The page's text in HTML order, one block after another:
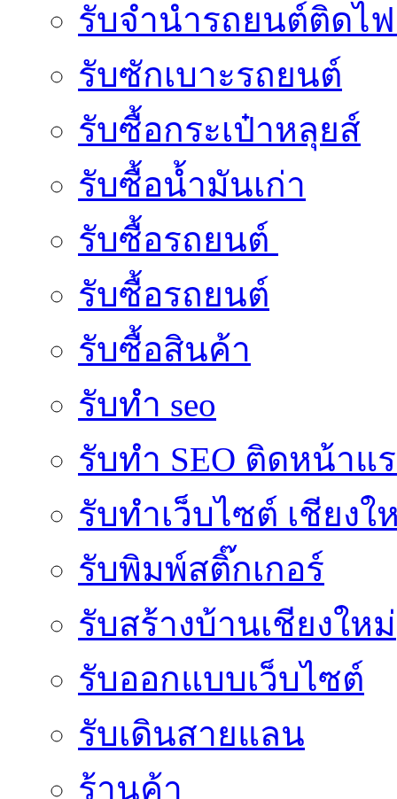
รับจํานํารถยนต์ติดไ
รับซักเบาะรถยนต์
รับซื้อกระเป๋าหลุยส์
รับซื้อน้ำมันเก่า
รับซื้อรถยนต์
รับซื้อรถยนต์
รับซื้อสินค้า
รับทำ seo
รับทำ SEO ติดหน้าแ
รับทำเว็บไซต์ เชียงใ
รับพิมพ์สติ๊กเกอร์
รับสร้างบ้านเชียงใหม่
รับออกแบบเว็บไซต์
รับเดินสายแลน
ร้านค้า